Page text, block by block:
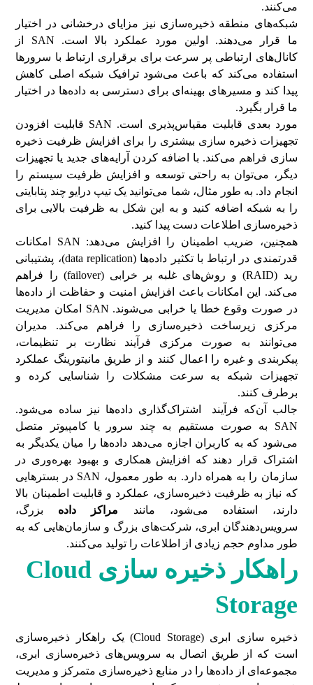
می‌کنند.
شبکه‌های منطقه ذخیره‌سازی نیز مزایای درخشانی در اختیار
ما قرار می‌دهند. اولین مورد عملکرد بالا است. SAN از
کانال‌های ارتباطی پر سرعت برای برقراری ارتباط با سرورها
استفاده می‌کند که باعث می‌شود ترافیک شبکه اصلی کاهش
پیدا کند و مسیرهای بهینه‌ای برای دسترسی به داده‌ها در اختیار
ما قرار بگیرد.
مورد بعدی قابلیت مقیاس‌پذیری است. SAN قابلیت افزودن
تجهیزات ذخیره سازی بیشتری را برای افزایش ظرفیت ذخیره
سازی فراهم می‌کند. با اضافه کردن آرایه‌های جدید یا تجهیزات
دیگر، می‌توان به راحتی توسعه و افزایش ظرفیت سیستم را
انجام داد. به طور مثال، شما می‌توانید یک تیپ درایو چند پتابایتی
را به شبکه اضافه کنید و به این شکل به ظرفیت بالایی برای
ذخیره‌سازی اطلاعات دست پیدا کنید.
همچنین، ضریب اطمینان را افزایش می‌دهد: SAN امکانات
قدرتمندی در ارتباط با تکثیر داده‌ها (data replication)، پشتیبانی
رید (RAID) و روش‌های غلبه بر خرابی (failover) را فراهم
می‌کند. این امکانات باعث افزایش امنیت و حفاظت از داده‌ها
در صورت وقوع خطا یا خرابی می‌شوند. SAN امکان مدیریت
مرکزی زیرساخت ذخیره‌سازی را فراهم می‌کند. مدیران
می‌توانند به صورت مرکزی فرآیند نظارت بر تنظیمات،
پیکربندی و غیره را اعمال کنند و از طریق مانیتورینگ عملکرد
تجهیزات شبکه به سرعت مشکلات را شناسایی کرده و
برطرف کنند.
جالب آن‌که فرآیند اشتراک‌گذاری داده‌ها نیز ساده می‌شود.
SAN به صورت مستقیم به چند سرور یا کامپیوتر متصل
می‌شود که به کاربران اجازه می‌دهد داده‌ها را میان یکدیگر به
اشتراک قرار دهند که افزایش همکاری و بهبود بهره‌وری در
سازمان را به همراه دارد. به طور معمول، SAN در بسترهایی
که نیاز به ظرفیت ذخیره‌سازی، عملکرد و قابلیت اطمینان بالا
دارند، استفاده می‌شود، مانند مراکز داده بزرگ،
سرویس‌دهندگان ابری، شرکت‌های بزرگ و سازمان‌هایی که به
طور مداوم حجم زیادی از اطلاعات را تولید می‌کنند.
راهکار ذخیره سازیCloud
Storage
ذخیره سازی ابری (Cloud Storage) یک راهکار ذخیره‌سازی
است که از طریق اتصال به سرویس‌های ذخیره‌سازی ابری،
مجموعه‌ای از داده‌ها را در منابع ذخیره‌سازی متمرکز و مدیریت